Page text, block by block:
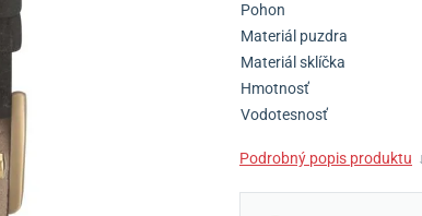
Pohon
Materiál puzdra
Materiál sklíčka
Hmotnosť
Vodotesnosť
Podrobný popis produktu ↓